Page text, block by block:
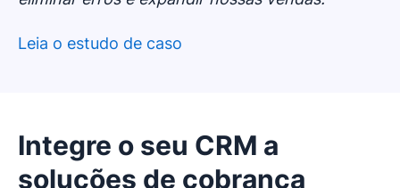
Leia o estudo de caso
Integre o seu CRM a
soluções de cobrança